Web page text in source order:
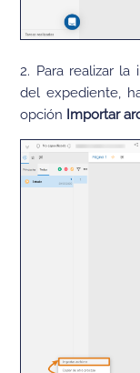
2. Para realizar
del expediente,
opción Importar